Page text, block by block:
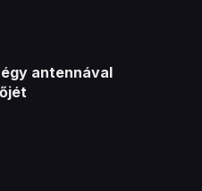
antennával